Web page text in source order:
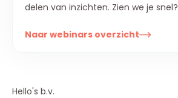
delen van inzichten. Zien we je snel?
Naar webinars overzicht
Hello's b.v.